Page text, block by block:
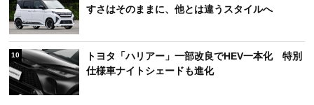
すさはそのままに、他とは違うスタイルへ
10
トヨタ「ハリアー」一部改良でHEV一本化 特別
仕様車ナイトシェードも進化